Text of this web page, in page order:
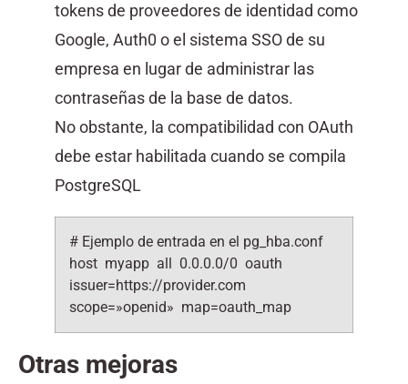
tokens de proveedores de identidad como
Google, Auth0 o el sistema SSO de su
empresa en lugar de administrar las
contraseñas de la base de datos.
No obstante, la compatibilidad con OAuth
debe estar habilitada cuando se compila
PostgreSQL
# Ejemplo de entrada en el pg_hba.conf
host myapp all 0.0.0.0/0 oauth
issuer=https://provider.com
scope=»openid» map=oauth_map
Otras mejoras